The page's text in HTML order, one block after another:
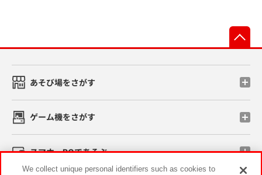
あそび場をさがす
ゲーム機をさがす
スマホ・PCであそぶ
We collect unique personal identifiers such as cookies to